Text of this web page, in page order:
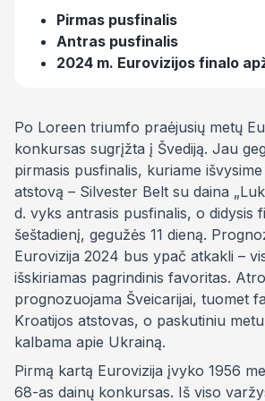
Pirmas pusfinalis
Antras pusfinalis
2024 m. Eurovizijos finalo
Po Loreen triumfo praėjusių metų
konkursas sugrįžta į Švediją. Jau
pirmasis pusfinalis, kuriame
atstovą – Silvester Belt su daina
d. vyks antrasis pusfinalis, o didysis
šeštadienį, gegužės 11 dieną.
Eurovizija 2024 bus ypač atkakli –
išskiriamas pagrindinis favoritas.
prognozuojama Šveicarijai, tuomet
Kroatijos atstovas, o paskutiniu
kalbama apie Ukrainą.
Pirmą kartą Eurovizija įvyko 1956
68-as dainų konkursas. Iš viso